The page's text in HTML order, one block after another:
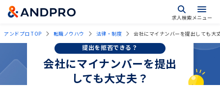
求人検索メニュー
アンドプロ TOP 転職ノウハウ 法律・制度 会社にマイナンバーを提出しても大
提出を拒否できる？
会社にマイナンバーを提出
しても大丈夫？